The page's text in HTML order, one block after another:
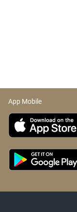
App Mobile